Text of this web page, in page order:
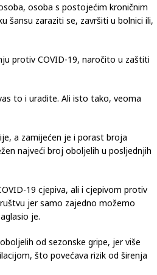
osoba s postojećim kroničnim
šansu zaraziti se, završiti u bolnici ili,
protiv COVID-19, naročito u zaštiti
to i uradite. Ali isto tako, veoma
a zamijećen je i porast broja
najveći broj oboljelih u posljednjih
19 cjepiva, ali i cjepivom protiv
jer samo zajedno možemo
je.
od sezonske gripe, jer više
što povećava rizik od širenja